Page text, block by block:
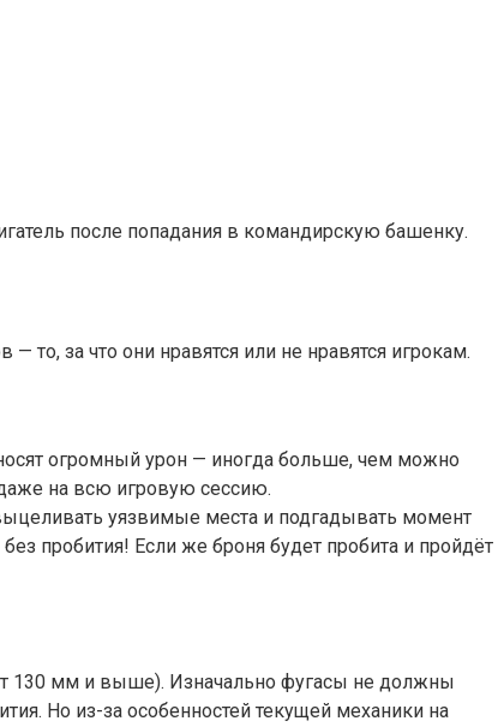
после попадания в командирскую башенку.
то, за что они нравятся или не нравятся игрокам.
огромный урон — иногда больше, чем можно
даже на всю игровую сессию.
уязвимые места и подгадывать момент
пробития! Если же броня будет пробита и пройдёт
130 мм и выше). Изначально фугасы не должны
Но из-за особенностей текущей механики на